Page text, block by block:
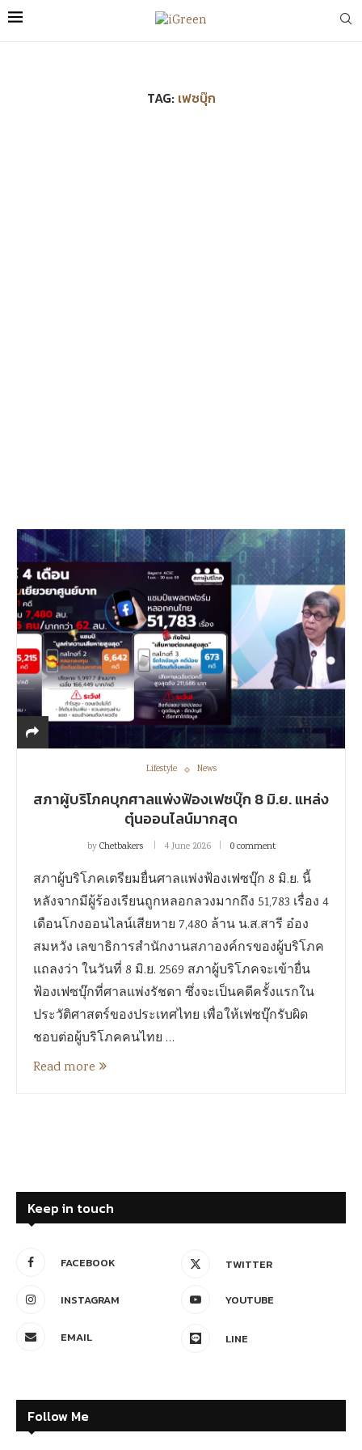
TAG: เฟซบุ๊ก
Lifestyle News
สภาผู้บริโภคบุกศาลแพ่งฟ้องเฟซบุ๊ก 8 มิ.ย. แหล่ง
ตุ๋นออนไลน์มากสุด
byChetbakers 4 June 2026 0 comment
สภาผู้บริโภคเตรียมยื่นศาลแพ่งฟ้องเฟซบุ๊ก 8 มิ.ย. นี้
หลังจากมีผู้ร้องเรียนถูกหลอกลวงมากถึง 51,783 เรื่อง 4
เดือนโกงออนไลน์เสียหาย 7,480 ล้าน น.ส.สารี อ๋อง
สมหวัง เลขาธิการสำนักงานสภาองค์กรของผู้บริโภค
แถลงว่า ในวันที่ 8 มิ.ย. 2569 สภาผู้บริโภคจะเข้ายื่น
ฟ้องเฟซบุ๊กที่ศาลแพ่งรัชดา ซึ่งจะเป็นคดีครั้งแรกใน
ประวัติศาสตร์ของประเทศไทย เพื่อให้เฟซบุ๊กรับผิด
ชอบต่อผู้บริโภคคนไทย …
Read more
Keep in touch
FACEBOOK TWITTER
INSTAGRAM YOUTUBE
EMAIL LINE
Follow Me